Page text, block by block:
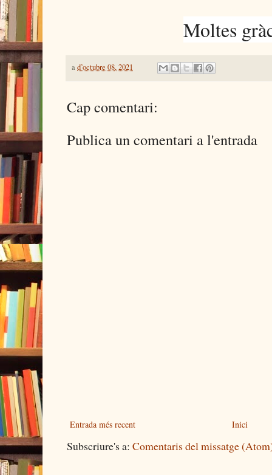
Moltes
ad’octubre 08, 2021
Cap comentari:
Publica un comentari a l'entrada
Entrada més recent Inici
Subscriure's a: Comentaris del missatge